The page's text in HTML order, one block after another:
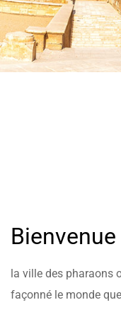
la ville des pharaons
façonné le monde